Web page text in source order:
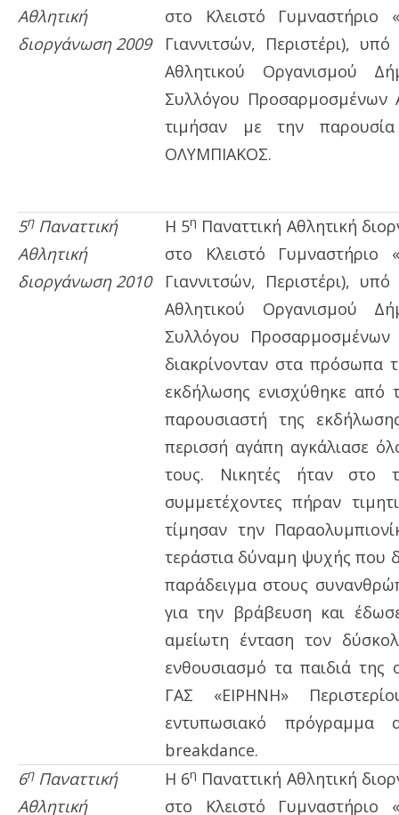
Αθλητική
διοργάνωση 2009
στο Κλειστό Γυμναστήριο
Γιαννιτσών, Περιστέρι),
Αθλητικού Οργανισμού
Συλλόγου Προσαρμοσμένων
τιμήσαν με την
ΟΛΥΜΠΙΑΚΟΣ.
5ηΠαναττική
Αθλητική
διοργάνωση 2010
Η 5η Παναττική Αθλητική
στο Κλειστό Γυμναστήριο
Γιαννιτσών, Περιστέρι),
Αθλητικού Οργανισμού
Συλλόγου
διακρίνονταν στα πρόσωπα
εκδήλωσης ενισχύθηκε από
παρουσιαστή της
περισσή αγάπη αγκάλιασε
τους. Νικητές ήταν στο
συμμετέχοντες πήραν
τίμησαν την
τεράστια δύναμη ψυχής που
παράδειγμα στους
για την βράβευση και
αμείωτη ένταση τον
ενθουσιασμό τα παιδιά της
ΓΑΣ «ΕΙΡΗΝΗ»
εντυπωσιακό πρόγραμμα
breakdance.
6ηΠαναττική
Αθλητική
Η 6η Παναττική Αθλητική
στο Κλειστό Γυμναστήριο